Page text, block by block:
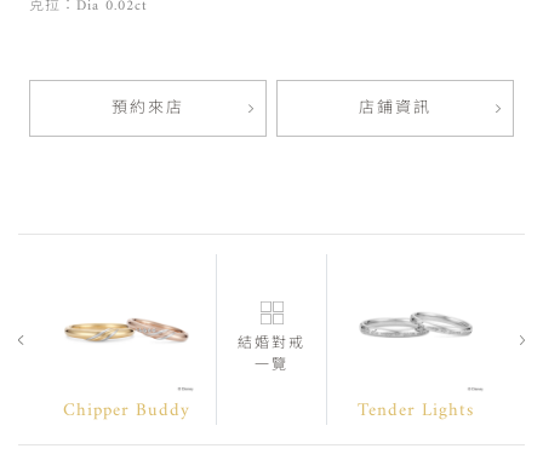
克拉：Dia 0.02ct
預約來店 店鋪資訊
Chipper Buddy
結婚對戒
一覽
Tender Lights